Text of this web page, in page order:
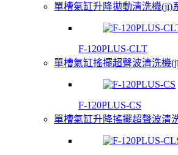
單槽氣缸升降拋動清洗機(jī)
F-120PLUS-CLT
單槽氣缸搖擺超聲波清洗機
F-120PLUS-CS
單槽氣缸升降搖擺超聲波清